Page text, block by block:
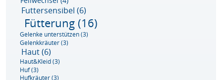
Futtersensibel (6)
Fütterung(16)
Gelenke unterstützen(3)
Gelenkkräuter(3)
Haut(6)
Haut&Kleid(3)
Huf(3)
Hufkräuter(3)